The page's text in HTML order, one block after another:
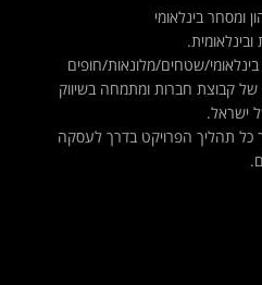
ומסחר בינלאומי
שטחים/מלונאות/חופים
של קבוצת חברות ומתמחה בשיווק
ישראל.
כל תהליך הפרויקט בדרך לעסקה